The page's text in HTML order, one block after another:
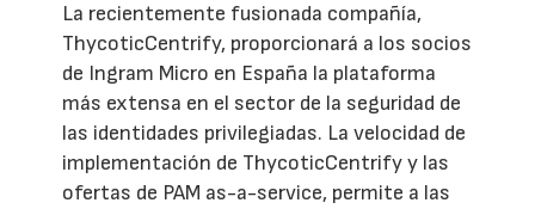
La recientemente fusionada compañía,
ThycoticCentrify, proporcionará a los socios
de Ingram Micro en España la plataforma
más extensa en el sector de la seguridad de
las identidades privilegiadas. La velocidad de
implementación de ThycoticCentrify y las
ofertas de PAM as-a-service, permite a las